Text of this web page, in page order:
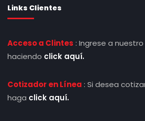
Links Clientes
Acceso a Clintes : Ingrese a
haciendo click aquí.
Cotizador en Línea : Si desea
haga click aquí.